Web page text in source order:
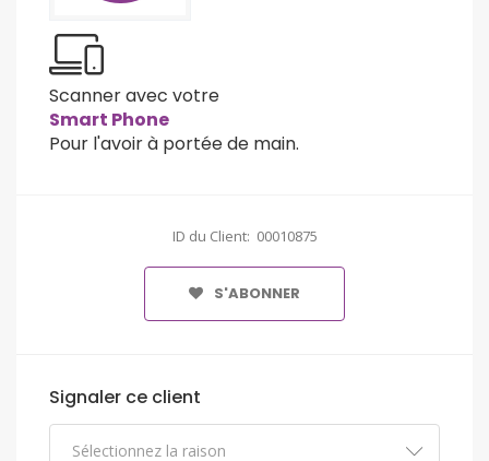
Scanner avec votre
Smart Phone
Pour l'avoir à portée de main.
ID du Client: 00010875
S'ABONNER
Signaler ce client